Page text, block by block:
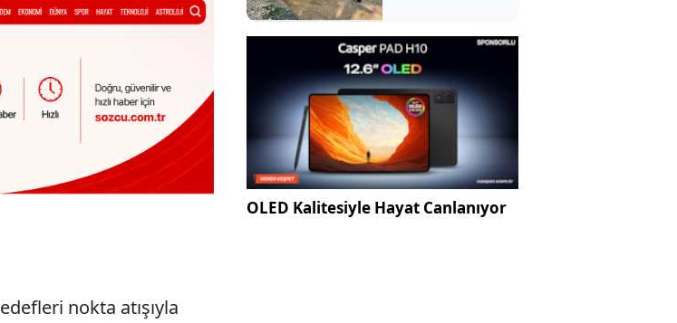
nokta atışıyla
Yıllardır kimse
fark etmemiş
OLED Kalitesiyle Hayat Canlanıyor